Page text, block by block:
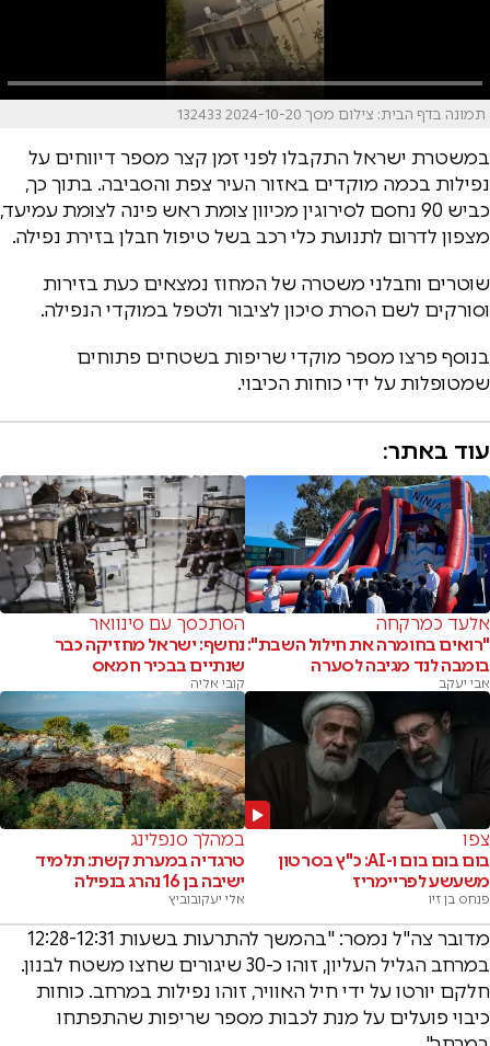
תמונה בדף הבית: צילום מסך 2024-10-20 132433
במשטרת ישראל התקבלו לפני זמן קצר מספר דיווחים על
נפילות בכמה מוקדים באזור העיר צפת והסביבה. בתוך כך,
כביש 90 נחסם לסירוגין מכיוון צומת ראש פינה לצומת עמיעד,
מצפון לדרום לתנועת כלי רכב בשל טיפול חבלן בזירת נפילה.
שוטרים וחבלני משטרה של המחוז נמצאים כעת בזירות
וסורקים לשם הסרת סיכון לציבור ולטפל במוקדי הנפילה.
בנוסף פרצו מספר מוקדי שריפות בשטחים פתוחים
שמטופלות על ידי כוחות הכיבוי.
עוד באתר:
אלעד כמרקחה
"רואים בחומרה את חילול השבת":
בומבה לנד מגיבה לסערה
אבי יעקב
הסתכסך עם סינוואר
נחשף: ישראל מחזיקה כבר
שנתיים בבכיר חמאס
קובי אליה
צפו
בום בום בום ו-AI: כ"ץ בסרטון
משעשע לפריימריז
פנחס בן זיו
במהלך סנפלינג
טרגדיה במערת קשת: תלמיד
ישיבה בן 16 נהרג בנפילה
אלי יעקובוביץ
מדובר צה"ל נמסר: "בהמשך להתרעות בשעות 12:28-12:31
במרחב הגליל העליון, זוהו כ-30 שיגורים שחצו משטח לבנון.
חלקם יורטו על ידי חיל האוויר, זוהו נפילות במרחב. כוחות
כיבוי פועלים על מנת לכבות מספר שריפות שהתפתחו